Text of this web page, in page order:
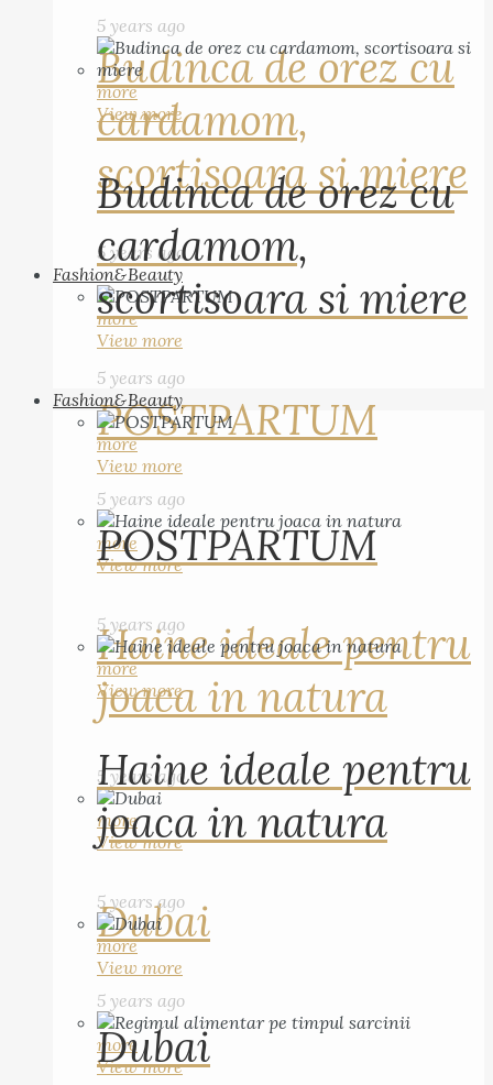
Budinca de orez cu
cardamom,
scortisoara si miere
5 years ago
Fashion&Beauty
more
View more
POSTPARTUM
5 years ago
more
View more
Haine ideale pentru
joaca in natura
5 years ago
more
View more
Dubai
5 years ago
more
View more
5 years ago
more
View more
Budinca de orez cu
cardamom,
scortisoara si miere
5 years ago
Fashion&Beauty
more
View more
POSTPARTUM
5 years ago
more
View more
Haine ideale pentru
joaca in natura
5 years ago
more
View more
Dubai